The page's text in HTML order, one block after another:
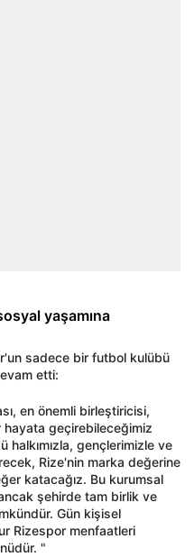
yaşamına
sadece bir futbol kulübü
etti:
en önemli birleştiricisi,
geçirebileceğimiz
gençlerimizle ve
Rize'nin marka değerine
katacağız. Bu kurumsal
şehirde tam birlik ve
Gün kişisel
Rizespor menfaatleri
"